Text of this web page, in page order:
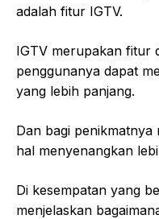
adalah fitur IGTV.
IGTV merupakan fitur
penggunanya dapat
yang lebih panjang.
Dan bagi penikmatnya
hal menyenangkan
Di kesempatan yang
menjelaskan